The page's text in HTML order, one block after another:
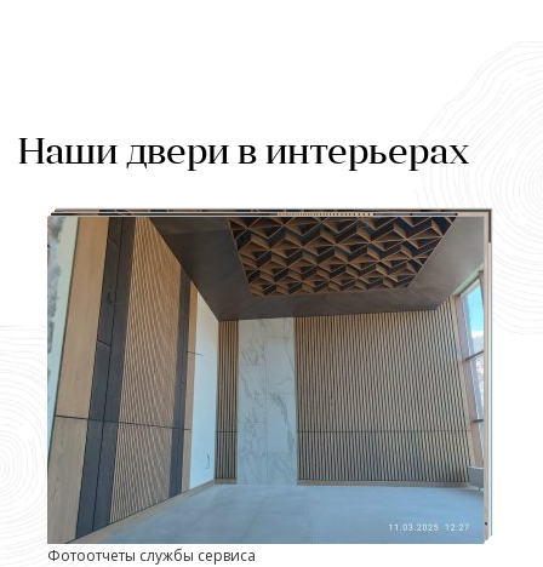
Наши двери в интерьерах
Фотоотчеты службы сервиса